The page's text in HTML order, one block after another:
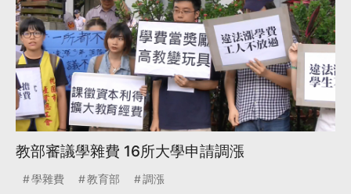
教部審議學雜費 16所大學申請調漲
學雜費 教育部 調漲